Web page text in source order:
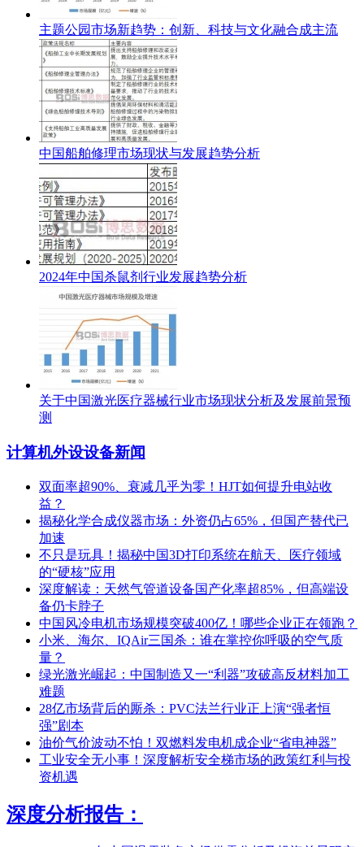
主题公园市场新趋势：创新、科技与文化融合成主流
中国船舶修理市场现状与发展趋势分析
2024年中国杀鼠剂行业发展趋势分析
关于中国激光医疗器械行业市场现状分析及发展前景预
测
计算机外设设备新闻
双面率超90%、衰减几乎为零！HJT如何提升电站收
益？
揭秘化学合成仪器市场：外资仍占65%，但国产替代已
加速
不只是玩具！揭秘中国3D打印系统在航天、医疗领域
的“硬核”应用
深度解读：天然气管道设备国产化率超85%，但高端设
备仍卡脖子
中国风冷电机市场规模突破400亿！哪些企业正在领跑？
小米、海尔、IQAir三国杀：谁在掌控你呼吸的空气质
量？
绿光激光崛起：中国制造又一“利器”攻破高反材料加工
难题
28亿市场背后的厮杀：PVC法兰行业正上演“强者恒
强”剧本
油价气价波动不怕！双燃料发电机成企业“省电神器”
工业安全无小事！深度解析安全梯市场的政策红利与投
资机遇
深度分析报告：